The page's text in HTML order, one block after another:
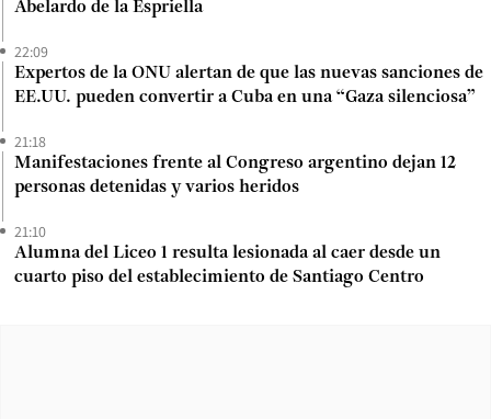
Abelardo de la Espriella
22:09
Expertos de la ONU alertan de que las nuevas sanciones de
EE.UU. pueden convertir a Cuba en una “Gaza silenciosa”
21:18
Manifestaciones frente al Congreso argentino dejan 12
personas detenidas y varios heridos
21:10
Alumna del Liceo 1 resulta lesionada al caer desde un
cuarto piso del establecimiento de Santiago Centro